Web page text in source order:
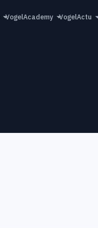
VogelAcademy VogelActu